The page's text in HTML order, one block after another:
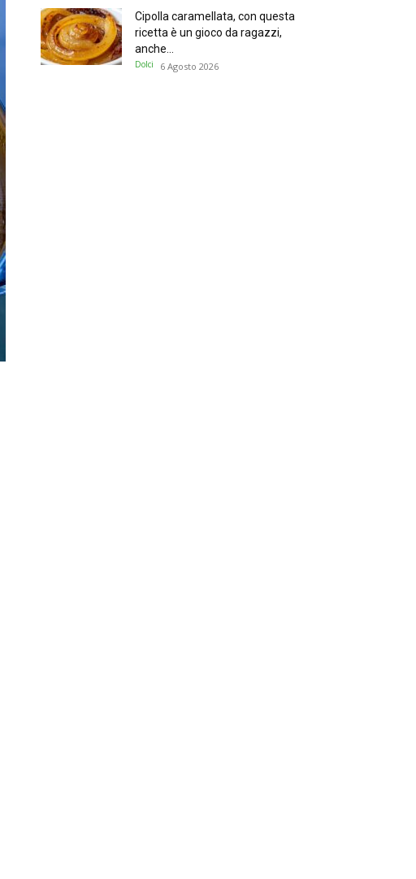
Cipolla caramellata, con questa
ricetta è un gioco da ragazzi,
anche...
Dolci 6 Agosto 2026